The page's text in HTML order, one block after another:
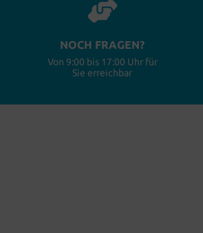
NOCH FRAGEN?
Von 9:00 bis 17:00 Uhr für
Sie erreichbar